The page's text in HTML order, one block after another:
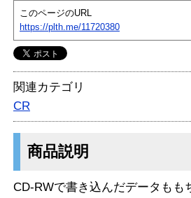
このページのURL
https://plth.me/11720380
関連カテゴリ
CR
商品説明
CD-RWで書き込んだデータも